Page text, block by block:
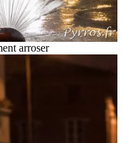
arroser